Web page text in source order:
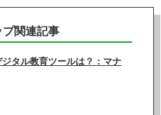
プ関連記事
タル教育ツールは？：マナ